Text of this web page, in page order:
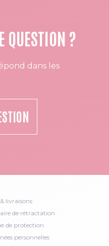
QUESTION ?
dans les
livraisons
de rétractation
de protection
personnelles